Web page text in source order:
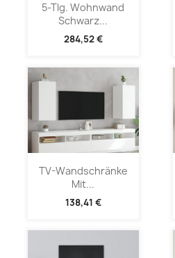
5-Tlg. Wohnwand
Schwarz...
284,52 €
TV-Wandschränke
Mit...
138,41 €